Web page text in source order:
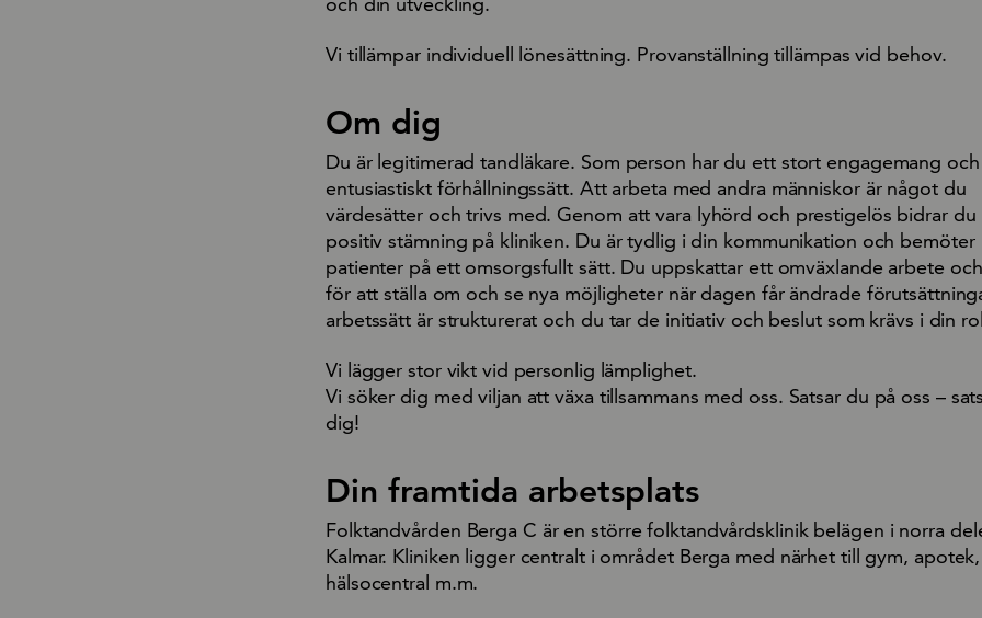
Vi tillämpar individuell lönesättning. Provanställning tillämpas vid behov.
Om dig
Du är legitimerad tandläkare. Som person har du ett stort engagemang och
entusiastiskt förhållningssätt. Att arbeta med andra människor är något du
värdesätter och trivs med. Genom att vara lyhörd och prestigelös bidrar du
positiv stämning på kliniken. Du är tydlig i din kommunikation och bemöter
patienter på ett omsorgsfullt sätt. Du uppskattar ett omväxlande arbete
för att ställa om och se nya möjligheter när dagen får ändrade
arbetssätt är strukturerat och du tar de initiativ och beslut som krävs i din
Vi lägger stor vikt vid personlig lämplighet.
Vi söker dig med viljan att växa tillsammans med oss. Satsar du på oss –
dig!
Din framtida arbetsplats
Folktandvården Berga C är en större folktandvårdsklinik belägen i norra
Kalmar. Kliniken ligger centralt i området Berga med närhet till gym,
hälsocentral m.m.